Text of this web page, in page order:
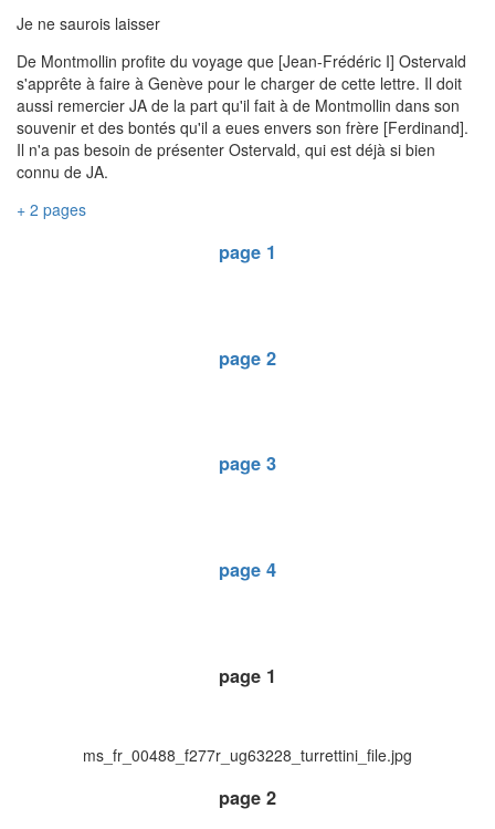
Je ne saurois laisser
De Montmollin profite du voyage que [Jean-Frédéric I] Ostervald
s'apprête à faire à Genève pour le charger de cette lettre. Il doit
aussi remercier JA de la part qu'il fait à de Montmollin dans son
souvenir et des bontés qu'il a eues envers son frère [Ferdinand].
Il n'a pas besoin de présenter Ostervald, qui est déjà si bien
connu de JA.
+ 2 pages
page 1
page 2
page 3
page 4
page 1
ms_fr_00488_f277r_ug63228_turrettini_file.jpg
page 2